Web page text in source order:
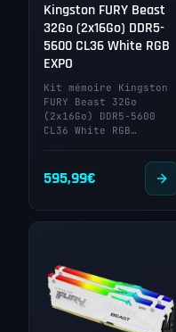
Kingston FURY Beast
32Go (2x16Go) DDR5-
5600 CL36 White RGB
EXPO
Kit mémoire Kingston
FURY Beast 32Go
(2x16Go) DDR5-5600
CL36 White RGB…
595,99€